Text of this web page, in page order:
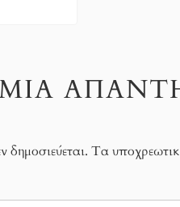
δημοσιεύεται. Τα